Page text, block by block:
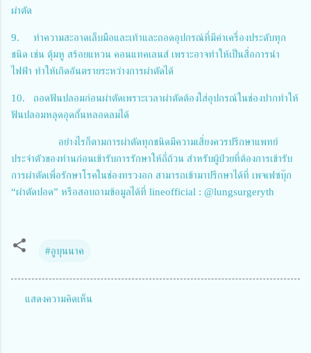
ผ่าตัด
9.
ทำความสะอาดเล็บมือและเท้าและถอดอุปกรณ์ที่มีค่าเครื่องประดับทุก
ชนิด เช่น ตุ้มหู สร้อยแหวน คอนแทคเลนส์ เพราะอาจทำให้เป็นสื่อการนำ
ไฟฟ้า ทำให้เกิดอันตรายระหว่างการผ่าตัดได้
10.
ถอดฟันปลอมก่อนผ่าตัดเพราะเวลาผ่าตัดต้องใส่อุปกรณ์ในช่องปากทำให้
ฟันปลอมหลุดอุดกั้นหลอดลมได้
อย่างไรก็ตามการผ่าตัดทุกชนิดมีความเสี่ยงควรปรึกษาแพทย์
ประจำตัวของท่านก่อนเข้ารับการรักษาให้ถี่ถ้วน สำหรับผู้ป่วยที่ต้องการเข้ารับ
การผ่าตัดเพื่อรักษาโรคในช่องทรวงอก สามารถเข้ามาปรึกษาได้ที่ เพจเฟซบุ๊ก
“ผ่าตัดปอด” หรือสอบถามข้อมูลได้ที่ lineofficial : @lungsurgeryth
#อูบุนนาค
แสดงความคิดเห็น